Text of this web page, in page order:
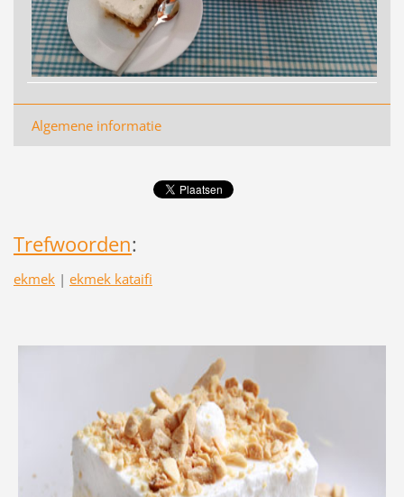
Algemene informatie
Trefwoorden:
ekmek | ekmek kataifi